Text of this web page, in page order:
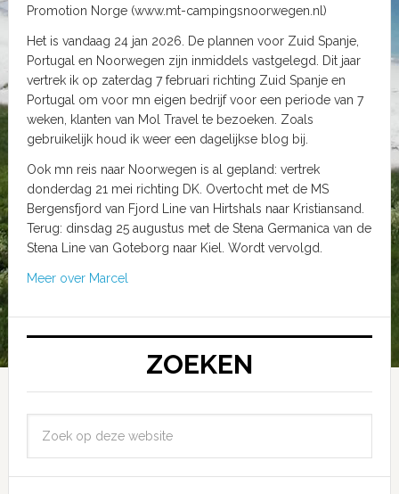
Promotion Norge (www.mt-campingsnoorwegen.nl)
Het is vandaag 24 jan 2026. De plannen voor Zuid Spanje,
Portugal en Noorwegen zijn inmiddels vastgelegd. Dit jaar
vertrek ik op zaterdag 7 februari richting Zuid Spanje en
Portugal om voor mn eigen bedrijf voor een periode van 7
weken, klanten van Mol Travel te bezoeken. Zoals
gebruikelijk houd ik weer een dagelijkse blog bij.
Ook mn reis naar Noorwegen is al gepland: vertrek
donderdag 21 mei richting DK. Overtocht met de MS
Bergensfjord van Fjord Line van Hirtshals naar Kristiansand.
Terug: dinsdag 25 augustus met de Stena Germanica van de
Stena Line van Goteborg naar Kiel. Wordt vervolgd.
Meer over Marcel
ZOEKEN